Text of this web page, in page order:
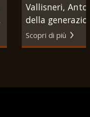
Vallisneri,
della
dell'uomo, e
[…]. Venezia,
Scopri di più